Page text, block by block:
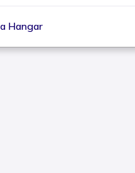
Hangar